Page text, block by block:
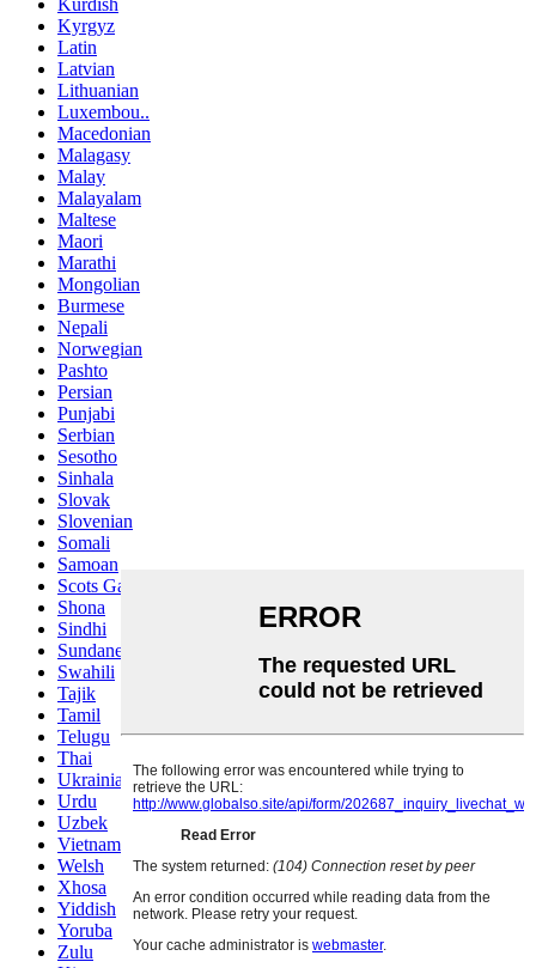
Kurdish
Kyrgyz
Latin
Latvian
Lithuanian
Luxembou..
Macedonian
Malagasy
Malay
Malayalam
Maltese
Maori
Marathi
Mongolian
Burmese
Nepali
Norwegian
Pashto
Persian
Punjabi
Serbian
Sesotho
Sinhala
Slovak
Slovenian
Somali
Samoan
Scots Gaelic
Shona
Sindhi
Sundanese
Swahili
Tajik
Tamil
Telugu
Thai
Ukrainian
Urdu
Uzbek
Vietnamese
Welsh
Xhosa
Yiddish
Yoruba
Zulu